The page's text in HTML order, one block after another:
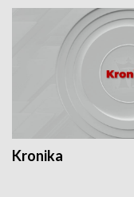
Kronika